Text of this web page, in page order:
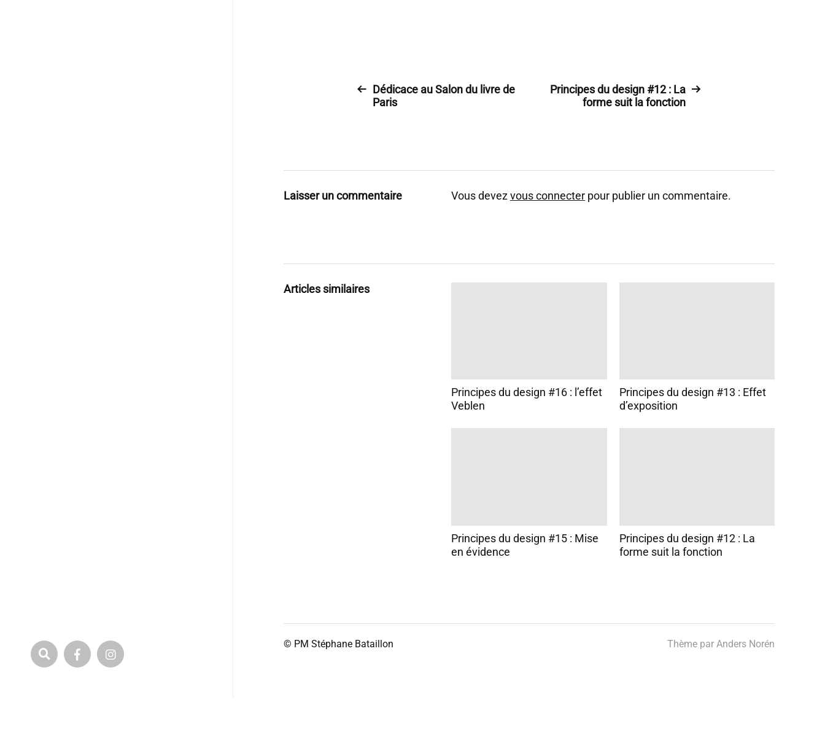
Dédicace au Salon du livre de
Paris
Principes du design #12 : La
forme suit la fonction
Laisser un commentaire Vous devezvous connecter pour publier un commentaire.
Articles similaires
Principes du design #16 : l’effet
Veblen
Principes du design #13 : Effet
d’exposition
Principes du design #15 : Mise
en évidence
Principes du design #12 : La
forme suit la fonction
© PM Stéphane Bataillon Thème par Anders Norén